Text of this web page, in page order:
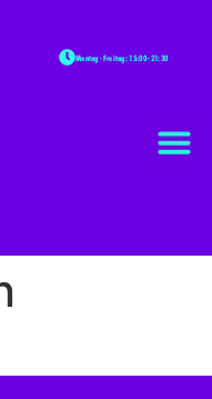
Montag - Freitag: 15:00 - 21:30